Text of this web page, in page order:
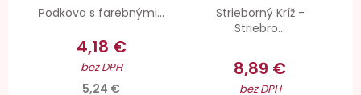
Podkova s farebnými...
4,18 €
bez DPH
5,24 €
Strieborný Kríž -
Striebro...
8,89 €
bez DPH